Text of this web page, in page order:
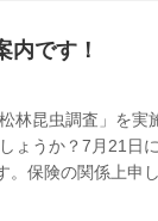
内です！
林昆虫調査」を実
ょうか？7月21日
。保険の関係上申